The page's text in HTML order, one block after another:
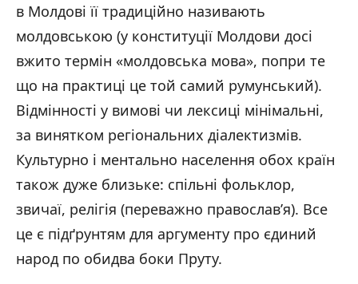
в Молдові її традиційно називають
молдовською (у конституції Молдови досі
вжито термін «молдовська мова», попри те
що на практиці це той самий румунський).
Відмінності у вимові чи лексиці мінімальні,
за винятком регіональних діалектизмів.
Культурно і ментально населення обох країн
також дуже близьке: спільні фольклор,
звичаї, релігія (переважно православ’я). Все
це є підґрунтям для аргументу про єдиний
народ по обидва боки Пруту.